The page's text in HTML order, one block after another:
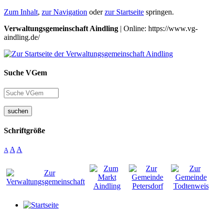
Zum Inhalt, zur Navigation oderzur Startseite springen.
Verwaltungsgemeinschaft Aindling | Online: https://www.vg-
aindling.de/
Suche VGem
suchen
Schriftgröße
A A A